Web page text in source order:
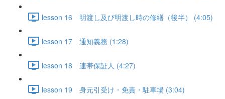
lesson 16 明渡し及び明渡し時の修繕（後半） (4:05)
lesson 17 通知義務 (1:28)
lesson 18 連帯保証人 (4:27)
lesson 19 身元引受け・免責・駐車場 (3:04)